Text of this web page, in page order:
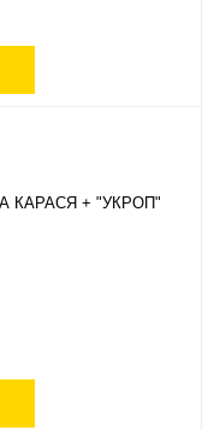
НА КАРАСЯ + "УКРОП"